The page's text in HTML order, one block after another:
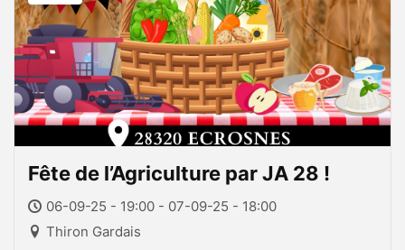
Fête de l’Agriculture par JA 28 !
06-09-25 - 19:00 - 07-09-25 - 18:00
Thiron Gardais